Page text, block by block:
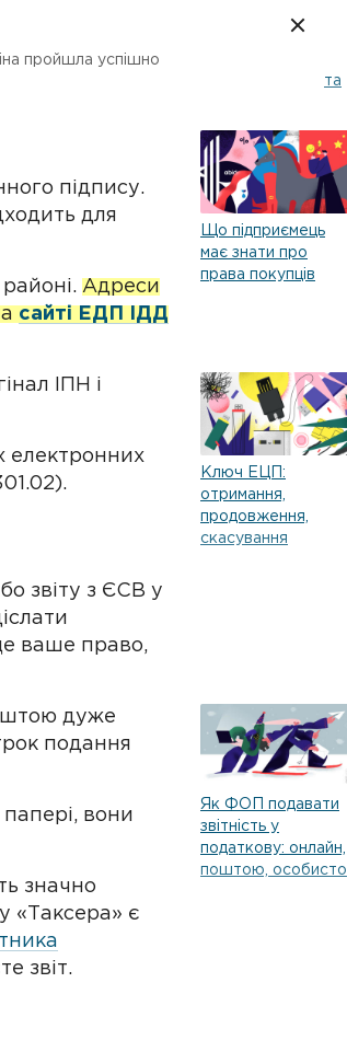
комісія, абонплата
Що підприємець
має знати про
права покупців
(ч. 2 ст. 17
підпису.
для
Адреси
сайті ЕДП ІДД
Ключ ЕЦП:
отримання,
продовження,
скасування
ІПН і
електронних
звіту з ЄСВ у
ваше право,
Як ФОП подавати
звітність у
податкову: онлайн,
поштою, особисто
дуже
подання
вони
значно
«Таксера» є
звіт.
пройшла успішно